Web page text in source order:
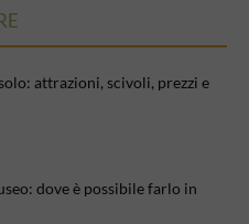
attrazioni, scivoli, prezzi e
dove è possibile farlo in